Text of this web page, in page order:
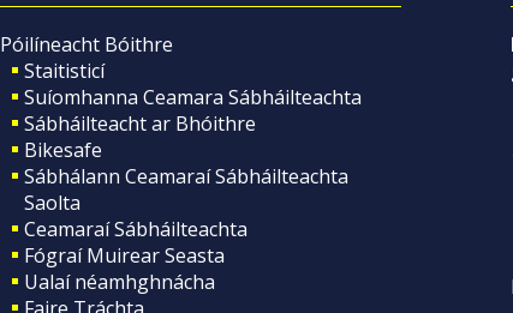
Póilíneacht Bóithre
Staitisticí
Suíomhanna Ceamara Sábháilteachta
Sábháilteacht ar Bhóithre
Bikesafe
Sábhálann Ceamaraí Sábháilteachta
Saolta
Ceamaraí Sábháilteachta
Fógraí Muirear Seasta
Ualaí néamhghnácha
Faire Tráchta